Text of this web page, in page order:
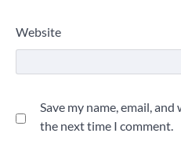
Website
Save my name, email,
the next time I comment.